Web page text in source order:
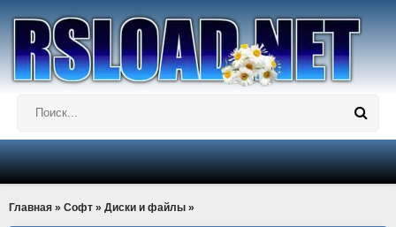
Главная » Софт » Диски и файлы »